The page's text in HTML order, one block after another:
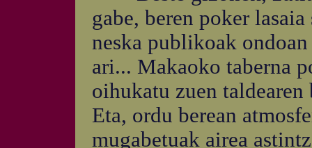
gabe, beren poker
neska publikoak
ari... Makaoko taberna
oihukatu zuen
Eta, ordu berean
mugabetuak airea